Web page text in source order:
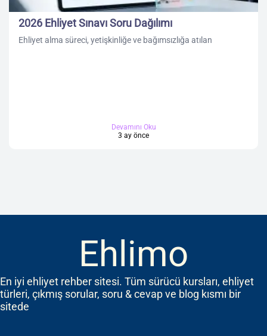
2026 Ehliyet Sınavı Soru Dağılımı
Ehliyet alma süreci, yetişkinliğe ve bağımsızlığa atılan
Devamını Oku
3 ay önce
Ehlimo
En iyi ehliyet rehber sitesi. Tüm sürücü kursları, ehliyet
türleri, çıkmış sorular, soru & cevap ve blog kısmı bir
sitede